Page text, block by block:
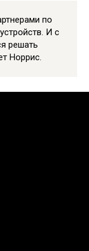
по
И с
решать
Норрис.